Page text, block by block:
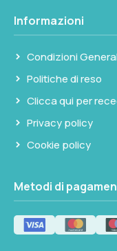
Informazioni
Condizioni
Politiche di reso
Clicca qui per
Privacy policy
Cookie policy
Metodi di